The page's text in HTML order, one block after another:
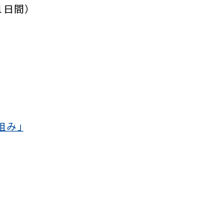
間）
」